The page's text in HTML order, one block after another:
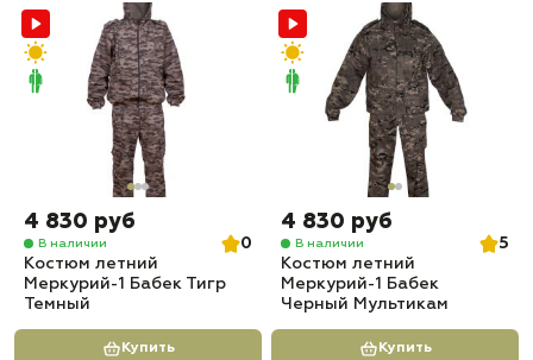
4 830 руб
В наличии
0
Костюм летний
Меркурий-1 Бабек Тигр
Темный
Купить
4 830 руб
В наличии
5
Костюм летний
Меркурий-1 Бабек
Черный Мультикам
Купить